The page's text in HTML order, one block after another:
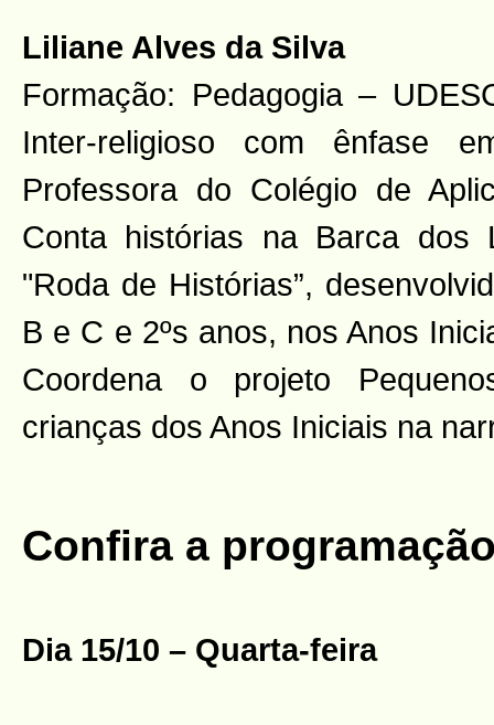
Liliane Alves da Silva
Formação: Pedagogia –
Inter-religioso com ênfase
Professora do Colégio de
Conta histórias na Barca dos
"Roda de Histórias”,
B e C e 2ºs anos, nos Anos
Coordena o projeto
crianças dos Anos Iniciais na
Confira a
Dia 15/10 – Quarta-feira